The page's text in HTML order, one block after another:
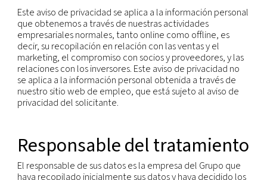
Alcance
Los datos personales se refieren a cualquier
relacionada con una persona física identificada o
identificable ("interesado"). Una persona física
es alguien a quien se puede identificar, de forma
indirecta, en concreto con referencia a un
específicos relacionados con la identidad física,
genética, mental, económica, cultural o social
persona física.